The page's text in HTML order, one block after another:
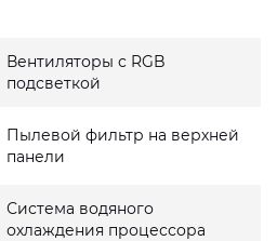
Вентиляторы с RGB
подсветкой
Пылевой фильтр на верхней
панели
Система водяного
охлаждения процессора